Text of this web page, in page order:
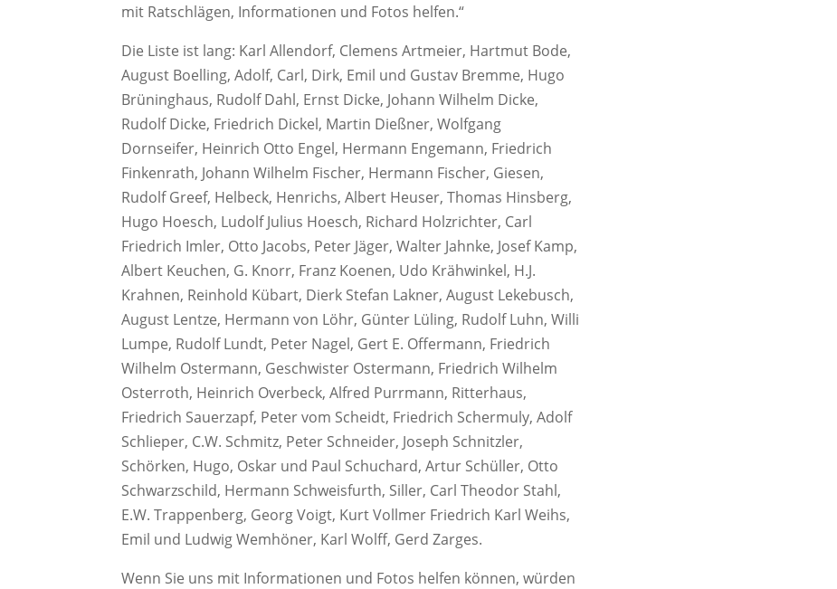
mit Ratschlägen, Informationen und Fotos helfen.“
Die Liste ist lang: Karl Allendorf, Clemens Artmeier, Hartmut Bode,
August Boelling, Adolf, Carl, Dirk, Emil und Gustav Bremme, Hugo
Brüninghaus, Rudolf Dahl, Ernst Dicke, Johann Wilhelm Dicke,
Rudolf Dicke, Friedrich Dickel, Martin Dießner, Wolfgang
Dornseifer, Heinrich Otto Engel, Hermann Engemann, Friedrich
Finkenrath, Johann Wilhelm Fischer, Hermann Fischer, Giesen,
Rudolf Greef, Helbeck, Henrichs, Albert Heuser, Thomas Hinsberg,
Hugo Hoesch, Ludolf Julius Hoesch, Richard Holzrichter, Carl
Friedrich Imler, Otto Jacobs, Peter Jäger, Walter Jahnke, Josef Kamp,
Albert Keuchen, G. Knorr, Franz Koenen, Udo Krähwinkel, H.J.
Krahnen, Reinhold Kübart, Dierk Stefan Lakner, August Lekebusch,
August Lentze, Hermann von Löhr, Günter Lüling, Rudolf Luhn, Willi
Lumpe, Rudolf Lundt, Peter Nagel, Gert E. Offermann, Friedrich
Wilhelm Ostermann, Geschwister Ostermann, Friedrich Wilhelm
Osterroth, Heinrich Overbeck, Alfred Purrmann, Ritterhaus,
Friedrich Sauerzapf, Peter vom Scheidt, Friedrich Schermuly, Adolf
Schlieper, C.W. Schmitz, Peter Schneider, Joseph Schnitzler,
Schörken, Hugo, Oskar und Paul Schuchard, Artur Schüller, Otto
Schwarzschild, Hermann Schweisfurth, Siller, Carl Theodor Stahl,
E.W. Trappenberg, Georg Voigt, Kurt Vollmer Friedrich Karl Weihs,
Emil und Ludwig Wemhöner, Karl Wolff, Gerd Zarges.
Wenn Sie uns mit Informationen und Fotos helfen können, würden